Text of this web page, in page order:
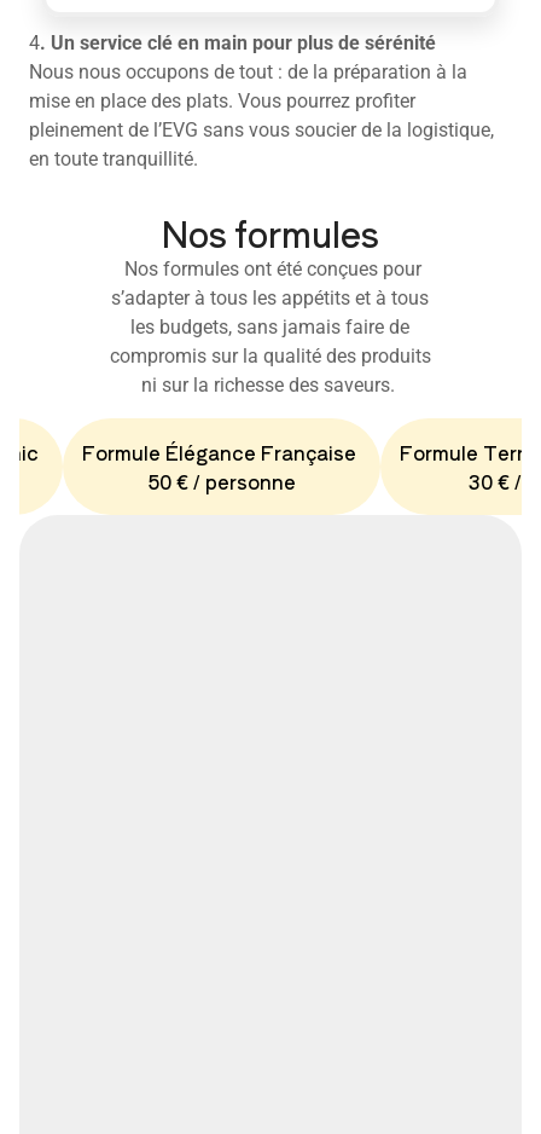
4. Un service clé en main pour plus de sérénité
Nous nous occupons de tout : de la préparation à la
mise en place des plats. Vous pourrez profiter
pleinement de l’EVG sans vous soucier de la logistique,
en toute tranquillité.
Nos formules
Nos formules ont été conçues pour
s’adapter à tous les appétits et à tous
les budgets, sans jamais faire de
compromis sur la qualité des produits
ni sur la richesse des saveurs.
Formule Élégance Française
50 € / personne
Formule
30 € /